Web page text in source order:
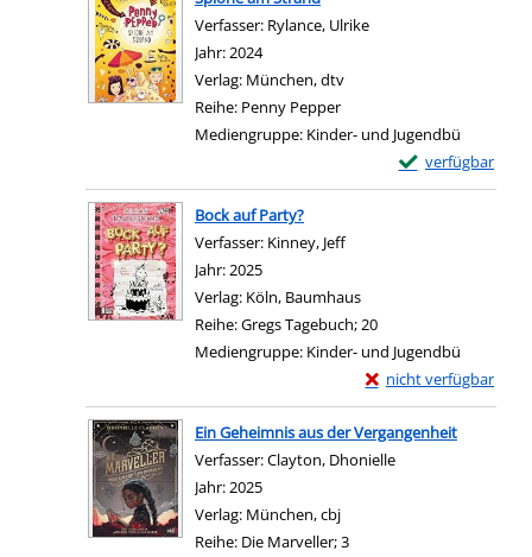
Verfasser: Rylance, Ulrike
Jahr:2024
Verlag: München, dtv
Reihe: Penny Pepper
Mediengruppe: Kinder- und Jugendbü
verfügbar
Exemplar-Details
Zum Download
Bock auf Party?
Verfasser: Kinney, JeffSuche nach diesem
Jahr:2025
Verlag: Köln, Baumhaus
Reihe:Gregs Tagebuch; 20
Mediengruppe: Kinder- und Jugendbü
nicht verfügbar
Exemplar-Details von
Zum Download von
Ein Geheimnis aus der Vergangenheit
Verfasser:Clayton, Dhonielle
Jahr:2025
Verlag: München, cbj
Reihe: Die Marveller; 3